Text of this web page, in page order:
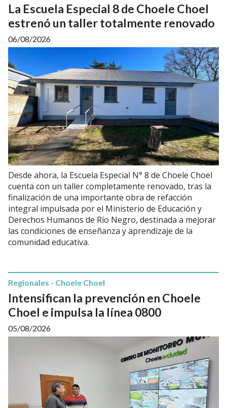
La Escuela Especial 8 de Choele Choel
estrenó un taller totalmente renovado
06/08/2026
Desde ahora, la Escuela Especial N° 8 de Choele Choel
cuenta con un taller completamente renovado, tras la
finalización de una importante obra de refacción
integral impulsada por el Ministerio de Educación y
Derechos Humanos de Río Negro, destinada a mejorar
las condiciones de enseñanza y aprendizaje de la
comunidad educativa.
Intensifican la prevención en Choele
Choel e impulsa la línea 0800
Regionales - Choele Choel
05/08/2026